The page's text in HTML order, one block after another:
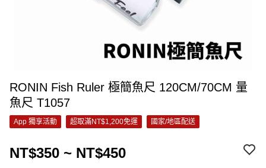
RONIN Fish Ruler 極簡魚尺 120CM/70CM 量
魚尺 T1057
App 獨享活動 超取滿NT$1,200免運 國家/地區配送
NT$350 ~ NT$450